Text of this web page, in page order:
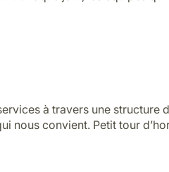
à travers une structure
nous convient. Petit tour